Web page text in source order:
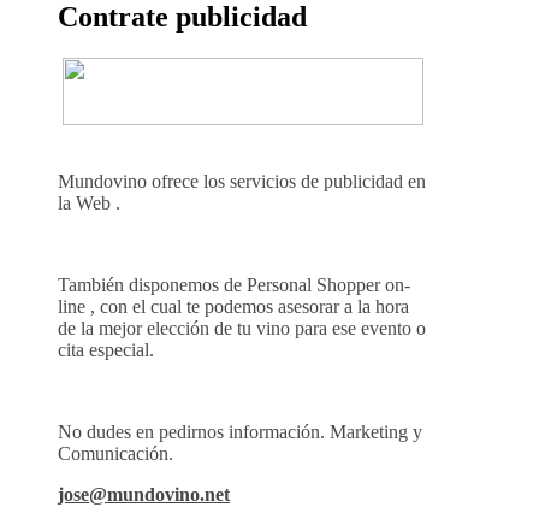
Contrate publicidad
Mundovino ofrece los servicios de publicidad en
la Web .
También disponemos de Personal Shopper on-
line , con el cual te podemos asesorar a la hora
de la mejor elección de tu vino para ese evento o
cita especial.
No dudes en pedirnos información. Marketing y
Comunicación.
jose@mundovino.net